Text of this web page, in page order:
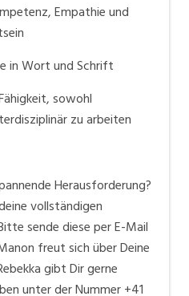
Empathie und
in Wort und Schrift
sowohl
zu arbeiten
Herausforderung?
vollständigen
sende diese per E-Mail
freut sich über Deine
gibt Dir gerne
unter der Nummer +41